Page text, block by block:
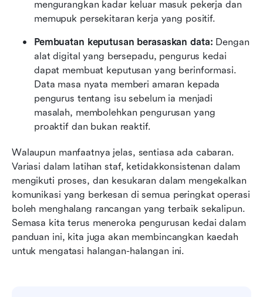
mengurangkan kadar keluar masuk pekerja dan
memupuk persekitaran kerja yang positif.
Pembuatan keputusan berasaskan data: Dengan
alat digital yang bersepadu, pengurus kedai
dapat membuat keputusan yang berinformasi.
Data masa nyata memberi amaran kepada
pengurus tentang isu sebelum ia menjadi
masalah, membolehkan pengurusan yang
proaktif dan bukan reaktif.
Walaupun manfaatnya jelas, sentiasa ada cabaran.
Variasi dalam latihan staf, ketidakkonsistenan dalam
mengikuti proses, dan kesukaran dalam mengekalkan
komunikasi yang berkesan di semua peringkat operasi
boleh menghalang rancangan yang terbaik sekalipun.
Semasa kita terus meneroka pengurusan kedai dalam
panduan ini, kita juga akan membincangkan kaedah
untuk mengatasi halangan-halangan ini.